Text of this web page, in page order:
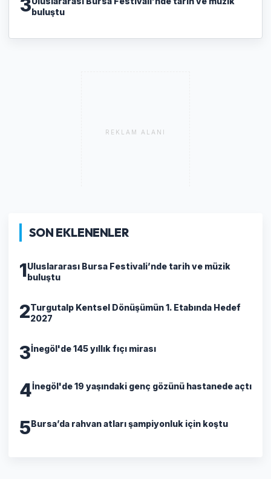
3buluştu
REKLAM ALANI
SON EKLENENLER
1Uluslararası Bursa Festivali’nde tarih ve müzik
buluştu
2Turgutalp Kentsel Dönüşümün 1. Etabında Hedef
2027
3İnegöl'de 145 yıllık fıçı mirası
4İnegöl'de 19 yaşındaki genç gözünü hastanede açtı
5Bursa’da rahvan atları şampiyonluk için koştu